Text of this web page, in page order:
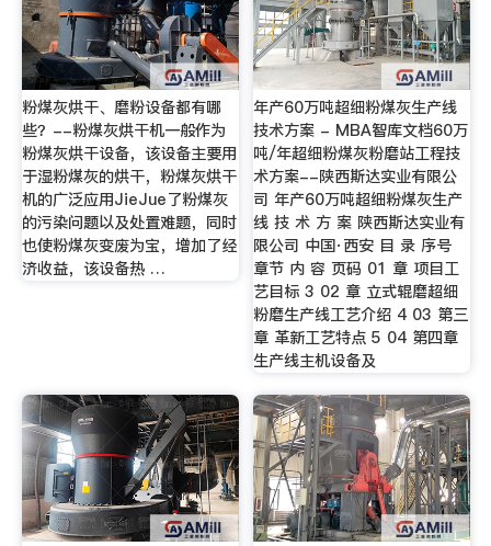
粉煤灰烘干、磨粉设备都有哪
些？--粉煤灰烘干机一般作为
粉煤灰烘干设备，该设备主要用
于湿粉煤灰的烘干，粉煤灰烘干
机的广泛应用JieJue了粉煤灰
的污染问题以及处置难题，同时
也使粉煤灰变废为宝，增加了经
济收益，该设备热 …
年产60万吨超细粉煤灰生产线
技术方案 - MBA智库文档60万
吨/年超细粉煤灰粉磨站工程技
术方案--陕西斯达实业有限公
司 年产60万吨超细粉煤灰生产
线 技 术 方 案 陕西斯达实业有
限公司 中国·西安 目 录 序号
章节 内 容 页码 01 章 项目工
艺目标 3 02 章 立式辊磨超细
粉磨生产线工艺介绍 4 03 第三
章 革新工艺特点 5 04 第四章
生产线主机设备及